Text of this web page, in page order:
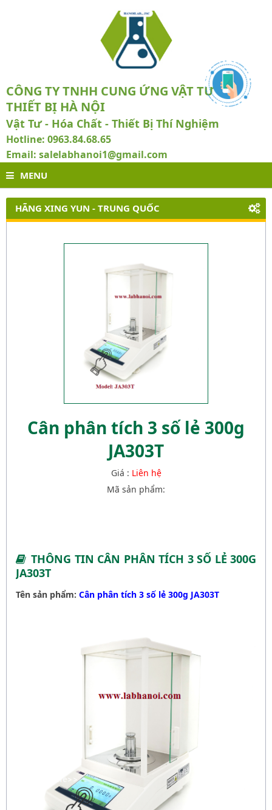
CÔNG TY TNHH CUNG ỨNG VẬT TƯ VÀ
THIẾT BỊ HÀ NỘI
Vật Tư - Hóa Chất - Thiết Bị Thí Nghiệm
Hotline: 0963.84.68.65
Email: salelabhanoi1@gmail.com
MENU
HÃNG XING YUN - TRUNG QUỐC
Cân phân tích 3 số lẻ 300g
JA303T
Giá : Liên hệ
Mã sản phẩm:
THÔNG TIN CÂN PHÂN TÍCH 3 SỐ LẺ 300G
JA303T
Tên sản phẩm: Cân phân tích 3 số lẻ 300g JA303T